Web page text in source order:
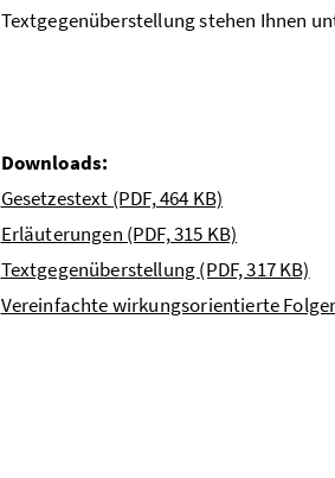
Textgegenüberstellung stehen Ihnen
Downloads:
Gesetzestext (PDF, 464 KB)
Erläuterungen (PDF, 315 KB)
Textgegenüberstellung(PDF, 317 KB)
Vereinfachte wirkungsorientierte